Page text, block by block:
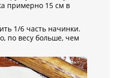
примерно 15 см в
1/6 часть начинки.
по весу больше, чем